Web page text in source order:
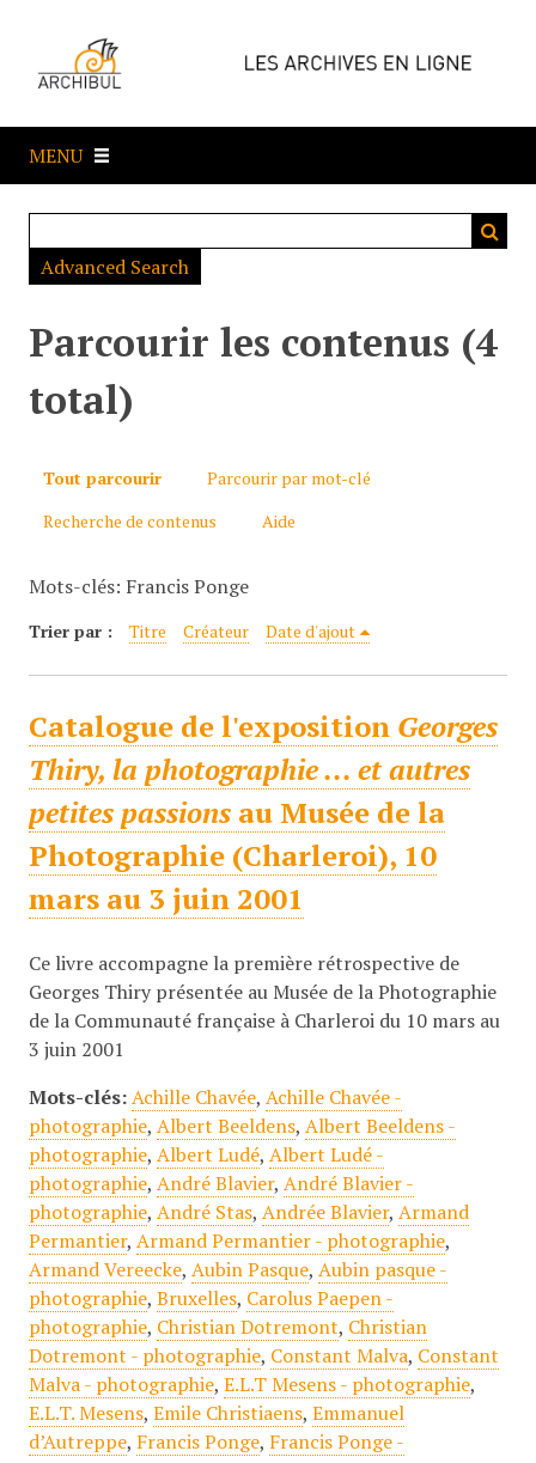
e
a
MENU
Advanced Search
Parcourir les contenus (4
total)
Tout parcourir
Parcourir par mot-clé
Recherche de contenus
Aide
Mots-clés: Francis Ponge
Trier par : Titre Créateur Date d'ajout
Catalogue de l'exposition Georges
Thiry, la photographie ... et autres
petites passionsau Musée de la
Photographie (Charleroi), 10
mars au 3 juin 2001
Ce livre accompagne la première rétrospective de
Georges Thiry présentée au Musée de la Photographie
de la Communauté française à Charleroi du 10 mars au
3 juin 2001
Mots-clés: Achille Chavée, Achille Chavée -
photographie, Albert Beeldens, Albert Beeldens -
photographie, Albert Ludé, Albert Ludé -
photographie, André Blavier, André Blavier -
photographie, André Stas, Andrée Blavier, Armand
Permantier, Armand Permantier - photographie,
Armand Vereecke, Aubin Pasque, Aubin pasque -
photographie, Bruxelles, Carolus Paepen -
photographie, Christian Dotremont, Christian
Dotremont - photographie, Constant Malva, Constant
Malva - photographie, E.L.T Mesens - photographie,
E.L.T. Mesens, Emile Christiaens, Emmanuel
d’Autreppe, Francis Ponge, Francis Ponge -